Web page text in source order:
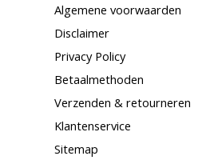
Algemene voorwaarden
Disclaimer
Privacy Policy
Betaalmethoden
Verzenden & retourneren
Klantenservice
Sitemap